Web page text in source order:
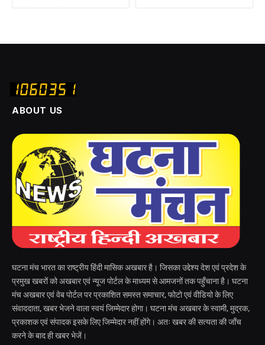
ABOUT US
घटना मंच भारत का राष्ट्रीय हिंदी मासिक अखबार है। जिसका उद्देश्य देश एवं प्रदेश के
प्रमुख खबरों को अखबार एवं न्यूज पोर्टल के माध्यम से आमजनों तक पहुँचाना है। घटना
मंच अखबार एवं वेब पोर्टल पर प्रकाशित समस्त समाचार, फोटो एवं वीडियो के लिए
संवाददाता, खबर भेजने वाला स्वयं जिम्मेदार होगा। घटना मंच अखबार के स्वामी, मुद्रक,
प्रकाशक एवं संपादक इसके लिए जिम्मेदार नहीं होंगे। अतः खबर की सत्यता की जाँच
करने के बाद ही खबर भेजें।